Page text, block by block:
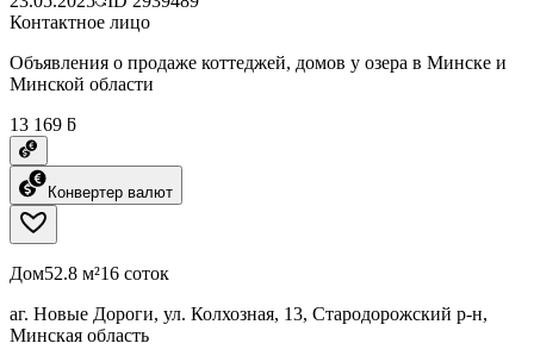
Контактное лицо
Объявления о продаже коттеджей, домов у озера в Минске и
Минской области
13 169 ƃ
Конвертер валют
Дом52.8 м²16 соток
аг. Новые Дороги, ул. Колхозная, 13, Стародорожский р-н,
Минская область